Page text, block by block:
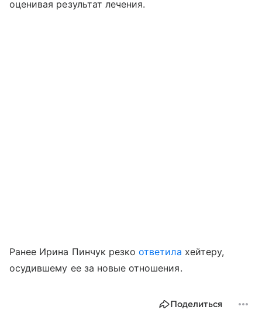
оценивая результат лечения.
Ранее Ирина Пинчук резкоответила хейтеру,
осудившему ее за новые отношения.
Поделиться